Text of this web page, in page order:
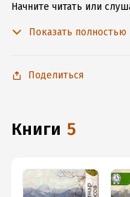
Начните читать или
к интернету.
Показать полностью
Поделиться
книги 5